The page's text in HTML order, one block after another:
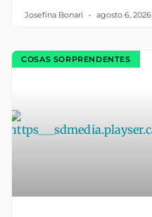
Josefina Bonari agosto 6, 2026
COSAS SORPRENDENTES